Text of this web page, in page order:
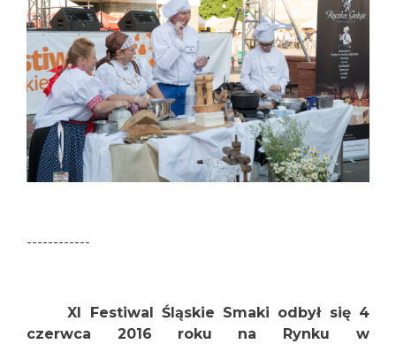
------------
XI Festiwal Śląskie Smaki odbył się 4
czerwca 2016
roku na Rynku w